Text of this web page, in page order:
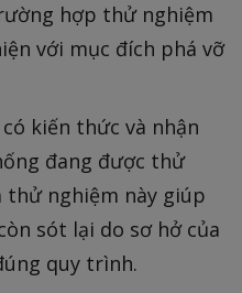
hợp thử nghiệm
với mục đích phá vỡ
kiến thức và nhận
đang được thử
thử nghiệm này giúp
sót lại do sơ hở của
quy trình.